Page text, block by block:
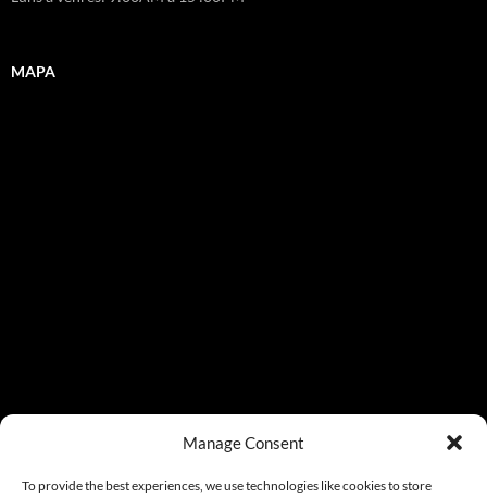
Manage Consent
To provide the best experiences, we use technologies like cookies to store
MAPA